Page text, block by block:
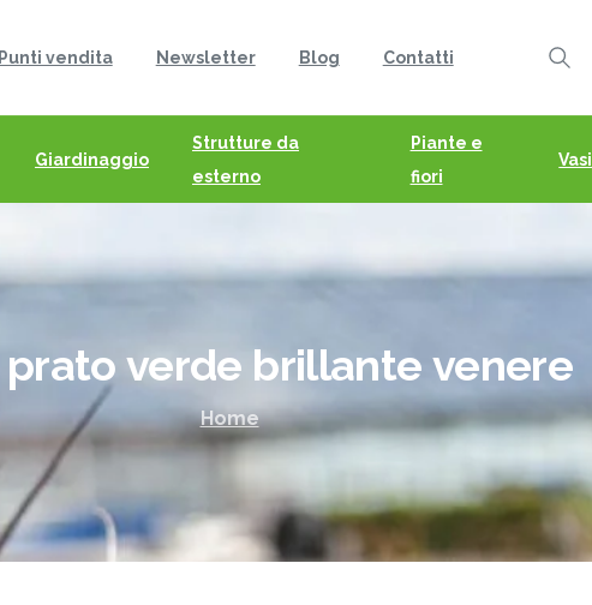
Punti vendita Newsletter Blog Contatti
Search
Giardinaggio
Strutture da
esterno
Piante e
fiori
Vasi
prato verde brillante venere
Home